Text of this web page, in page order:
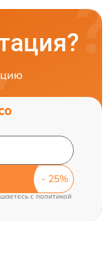
c политикой